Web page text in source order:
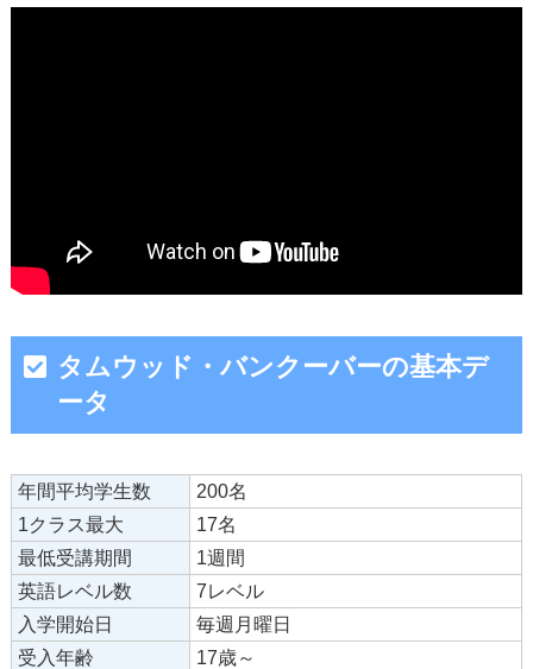
タムウッド・バンクーバーの基本デ
ータ
年間平均学生数
200名
1クラス最大
17名
最低受講期間
1週間
英語レベル数
7レベル
入学開始日
毎週月曜日
受入年齢
17歳～